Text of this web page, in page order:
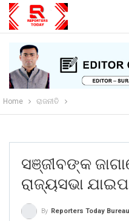
Home ରାଜନୀତି
ସଞ୍ଜୀବଙ୍କ
ରାଜ୍ୟସଭା
By Reporters Today Bureau